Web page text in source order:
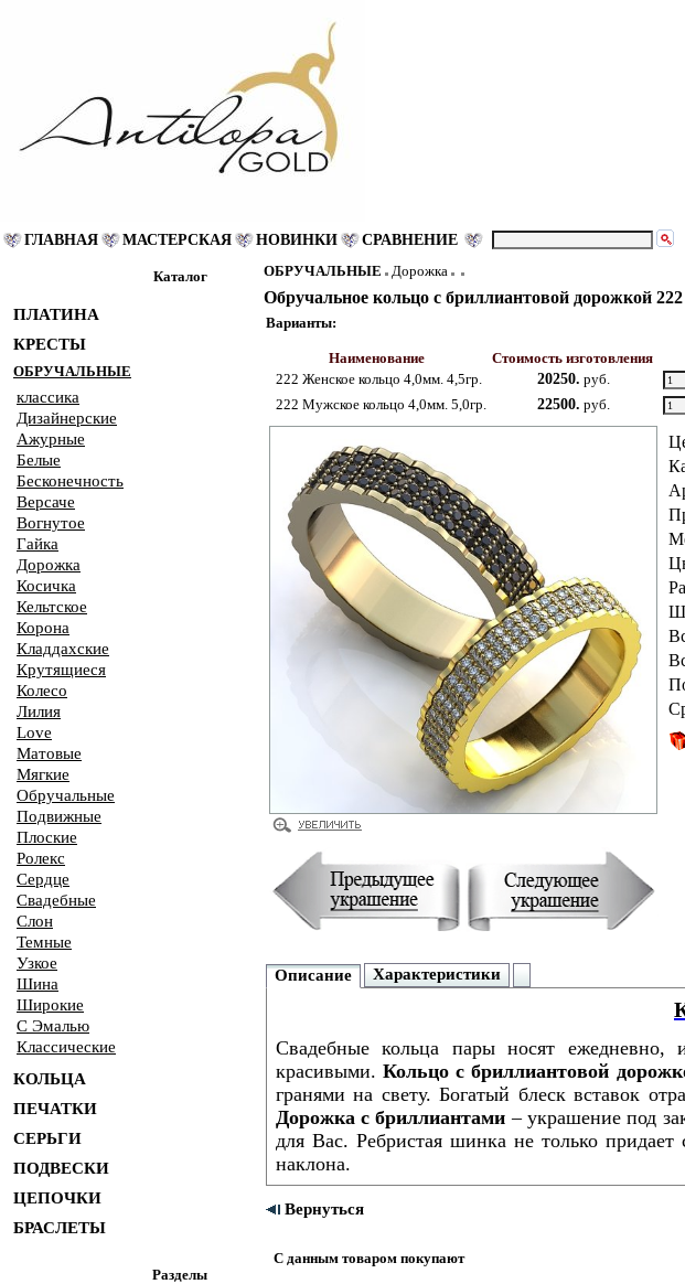
ГЛАВНАЯ МАСТЕРСКАЯ НОВИНКИ СРАВНЕНИЕ
Каталог
ПЛАТИНА
КРЕСТЫ
ОБРУЧАЛЬНЫЕ
классика
Дизайнерские
Ажурные
Белые
Бесконечность
Версаче
Вогнутое
Гайка
Дорожка
Косичка
Кельтское
Корона
Кладдахские
Крутящиеся
Колесо
Лилия
Love
Матовые
Мягкие
Обручальные
Подвижные
Плоские
Ролекс
Сердце
Свадебные
Слон
Темные
Узкое
Шина
Широкие
С Эмалью
Классические
КОЛЬЦА
ПЕЧАТКИ
СЕРЬГИ
ПОДВЕСКИ
ЦЕПОЧКИ
БРАСЛЕТЫ
Разделы
ОБРУЧАЛЬНЫЕ Дорожка
Обручальное кольцо с бриллиантовой дорожкой 222
Варианты:
Наименование Стоимость изготовления
222 Женское кольцо 4,0мм. 4,5гр.
20250. руб.
222 Мужское кольцо 4,0мм. 5,0гр.
22500. руб.
Описание Характеристики
Свадебные кольца пары носят
красивыми. Кольцо с бриллиантовой
гранями на свету. Богатый блеск вставок
Дорожка с бриллиантами– украшение под
для Вас. Ребристая шинка не только
наклона.
Вернуться
С данным товаром покупают